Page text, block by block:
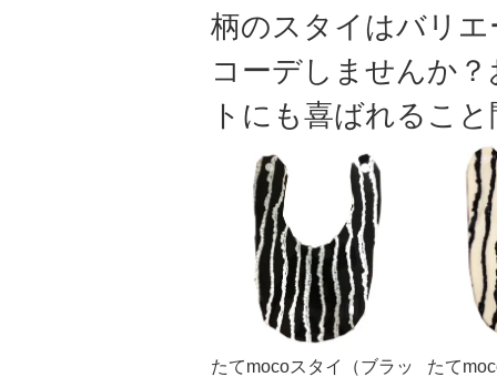
柄のスタイはバリ
コーデしませんか
トにも喜ばれるこ
たてmocoスタイ（ブラッ
たて